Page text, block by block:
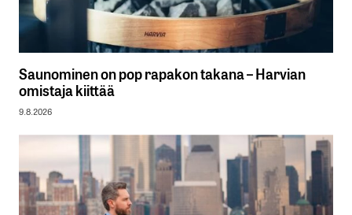
Saunominen on pop rapakon takana – Harvian
omistaja kiittää
9.8.2026